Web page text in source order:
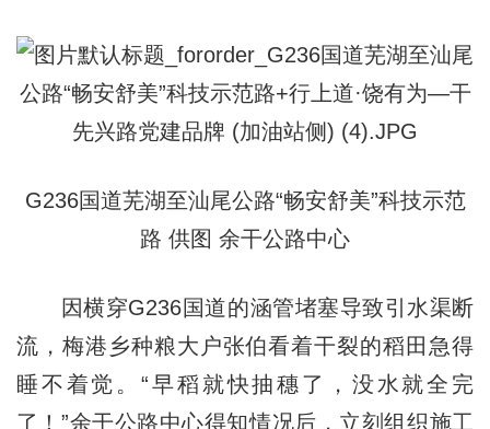
G236国道芜湖至汕尾公路“畅安舒美”科技示范
路 供图 余干公路中心
因横穿G236国道的涵管堵塞导致引水渠断
流，梅港乡种粮大户张伯看着干裂的稻田急得
睡不着觉。“早稻就快抽穗了，没水就全完
了！”余干公路中心得知情况后，立刻组织施工